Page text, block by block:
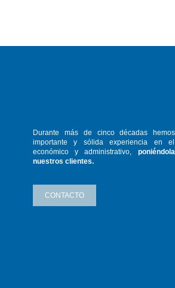
Durante más de cinco décadas
importante y sólidaexperiencia en
económico y administrativo,
nuestros clientes.
CONTACTO